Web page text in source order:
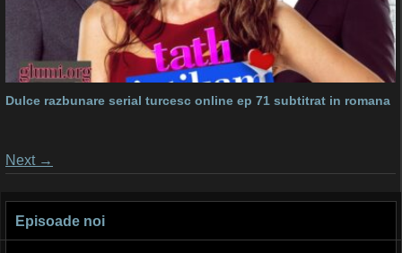
Dulce razbunare serial turcesc online ep 71 subtitrat in romana
Posts
Next →
Episoade noi